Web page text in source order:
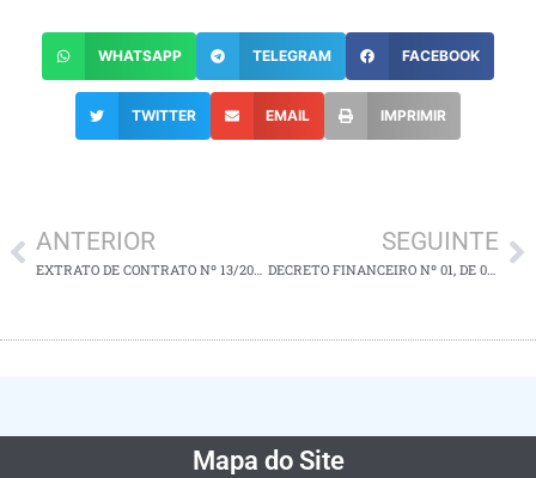
WHATSAPP TELEGRAM FACEBOOK
TWITTER EMAIL IMPRIMIR
ANTERIOR
EXTRATO DE CONTRATO Nº 13/2024
SEGUINTE
DECRETO FINANCEIRO Nº 01, DE 02 DE JANEIRO DE 2024
Mapa do Site